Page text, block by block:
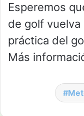
Esperemos
de golf vuelva
práctica del
Más